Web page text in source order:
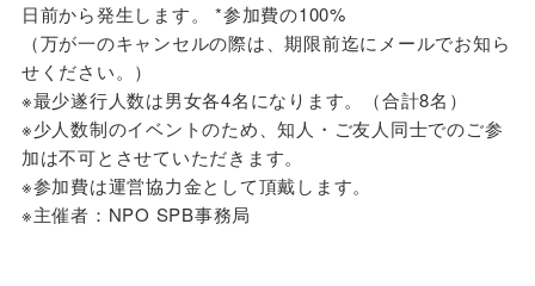
日前から発生します。 *参加費の100%
（万が一のキャンセルの際は、期限前迄にメールでお知ら
せください。）
※最少遂行人数は男女各4名になります。（合計8名）
※少人数制のイベントのため、知人・ご友人同士でのご参
加は不可とさせていただきます。
※参加費は運営協力金として頂戴します。
※主催者：NPO SPB事務局